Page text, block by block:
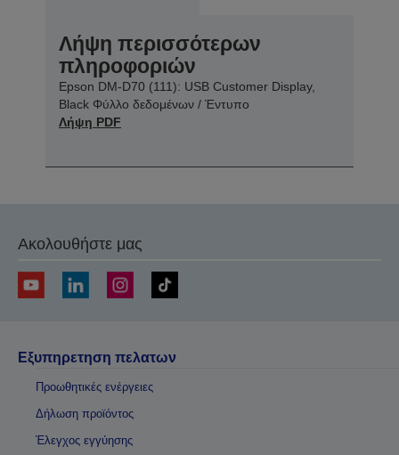
Λήψη περισσότερων
πληροφοριών
Epson DM-D70 (111): USB Customer Display,
Black Φύλλο δεδομένων / Έντυπο
Λήψη PDF
Ακολουθήστε μας
Εξυπηρετηση πελατων
Προωθητικές ενέργειες
Δήλωση προϊόντος
Έλεγχος εγγύησης